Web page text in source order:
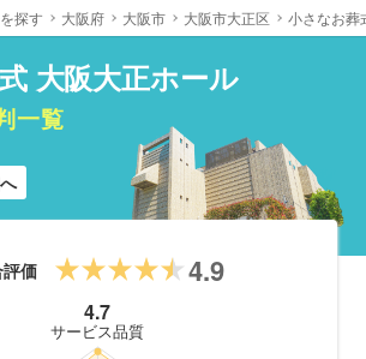
探す 大阪府 大阪市 大阪市大正区 小さなお葬
大阪大正ホール
一覧
価 4.9
4.7
サービス品質